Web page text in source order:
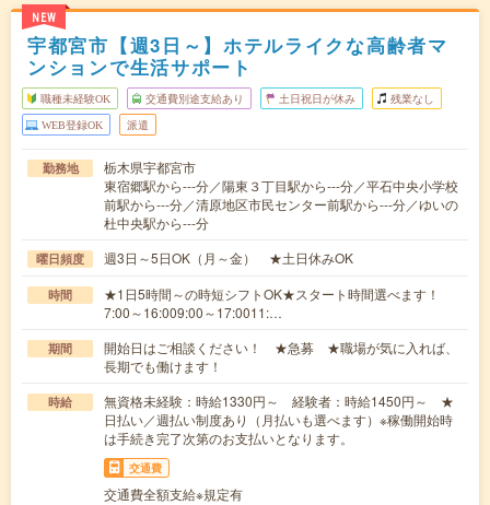
NEW
宇都宮市【週3日～】ホテルライクな高齢者マ
ンションで生活サポート
職種未経験OK 交通費別途支給あり 土日祝日が休み 残業なし
WEB登録OK 派遣
勤務地
栃木県宇都宮市
東宿郷駅から---分／陽東３丁目駅から---分／平石中央小学校
前駅から---分／清原地区市民センター前駅から---分／ゆいの
杜中央駅から---分
曜日頻度 週3日～5日OK（月～金） ★土日休みOK
時間
★1日5時間～の時短シフトOK★スタート時間選べます！
7:00～16:009:00～17:0011:…
期間
開始日はご相談ください！ ★急募 ★職場が気に入れば、
長期でも働けます！
時給
無資格未経験：時給1330円～ 経験者：時給1450円～ ★
日払い／週払い制度あり（月払いも選べます）※稼働開始時
は手続き完了次第のお支払いとなります。
交通費
交通費全額支給※規定有